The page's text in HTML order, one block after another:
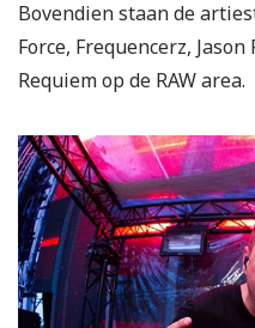
Bovendien staan de
Force, Frequencerz,
Requiem op de RAW area.